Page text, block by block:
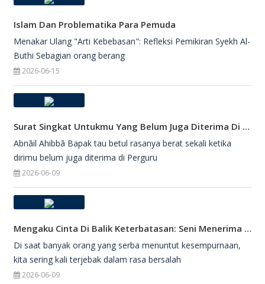
Islam Dan Problematika Para Pemuda
Menakar Ulang "Arti Kebebasan": Refleksi Pemikiran Syekh Al-
Buthi Sebagian orang berang
2026-06-15
Surat Singkat Untukmu Yang Belum Juga Diterima Di Perguruan Tinggi
Abnāil Ahibbā Bapak tau betul rasanya berat sekali ketika
dirimu belum juga diterima di Perguru
2026-06-09
Mengaku Cinta Di Balik Keterbatasan: Seni Menerima Diri Di Hadapan Ilahi
Di saat banyak orang yang serba menuntut kesempurnaan,
kita sering kali terjebak dalam rasa bersalah
2026-06-09